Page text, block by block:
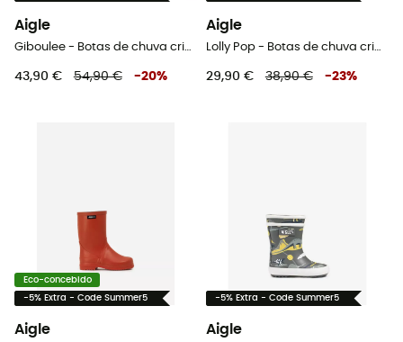
Aigle
Giboulee - Botas de chuva criança
43,90 € 54,90 € -20%
Aigle
Lolly Pop - Botas de chuva criança
29,90 € 38,90 € -23%
Eco-concebido
-5% Extra - Code Summer5
Aigle
-5% Extra - Code Summer5
Aigle